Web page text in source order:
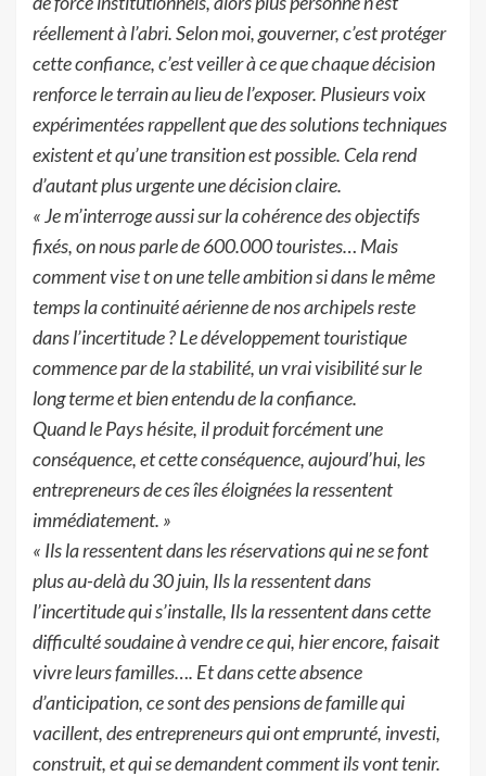
réellement à l’abri. Selon moi, gouverner, c’est protéger
cette confiance, c’est veiller à ce que chaque décision
renforce le terrain au lieu de l’exposer. Plusieurs voix
expérimentées rappellent que des solutions techniques
existent et qu’une transition est possible. Cela rend
d’autant plus urgente une décision claire.
« Je m’interroge aussi sur la cohérence des objectifs
fixés, on nous parle de 600.000 touristes… Mais
comment vise t on une telle ambition si dans le même
temps la continuité aérienne de nos archipels reste
dans l’incertitude ? Le développement touristique
commence par de la stabilité, un vrai visibilité sur le
long terme et bien entendu de la confiance.
Quand le Pays hésite, il produit forcément une
conséquence, et cette conséquence, aujourd’hui, les
entrepreneurs de ces îles éloignées la ressentent
immédiatement. »
« Ils la ressentent dans les réservations qui ne se font
plus au-delà du 30 juin, Ils la ressentent dans
l’incertitude qui s’installe, Ils la ressentent dans cette
difficulté soudaine à vendre ce qui, hier encore, faisait
vivre leurs familles…. Et dans cette absence
d’anticipation, ce sont des pensions de famille qui
vacillent, des entrepreneurs qui ont emprunté, investi,
construit, et qui se demandent comment ils vont tenir.